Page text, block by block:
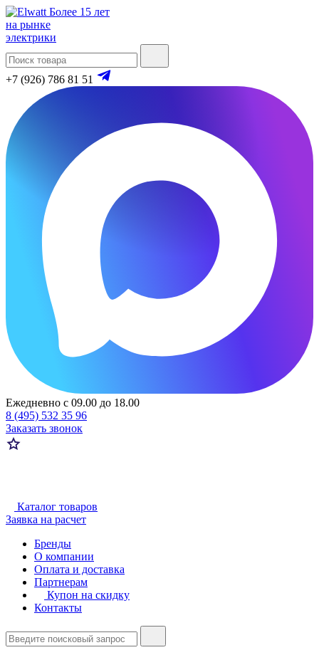
Более 15 лет
на рынке
электрики
+7 (926) 786 81 51
Ежедневно с 09.00 до 18.00
8 (495) 532 35 96
Заказать звонок
Каталог товаров
Заявка на расчет
Бренды
О компании
Оплата и доставка
Партнерам
Купон на скидку
Контакты